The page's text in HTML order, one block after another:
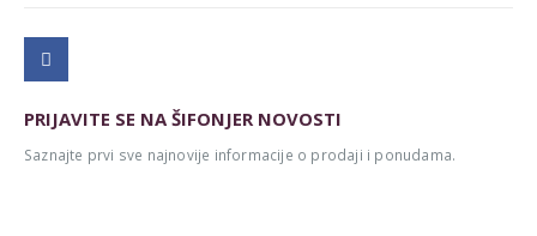
PRIJAVITE SE NA ŠIFONJER NOVOSTI
Saznajte prvi sve najnovije informacije o prodaji i ponudama.